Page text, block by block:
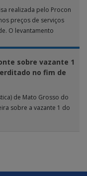
realizada pelo Procon
preços de serviços
O levantamento
sobre vazante 1
no fim de
de Mato Grosso do
sobre a vazante 1 do